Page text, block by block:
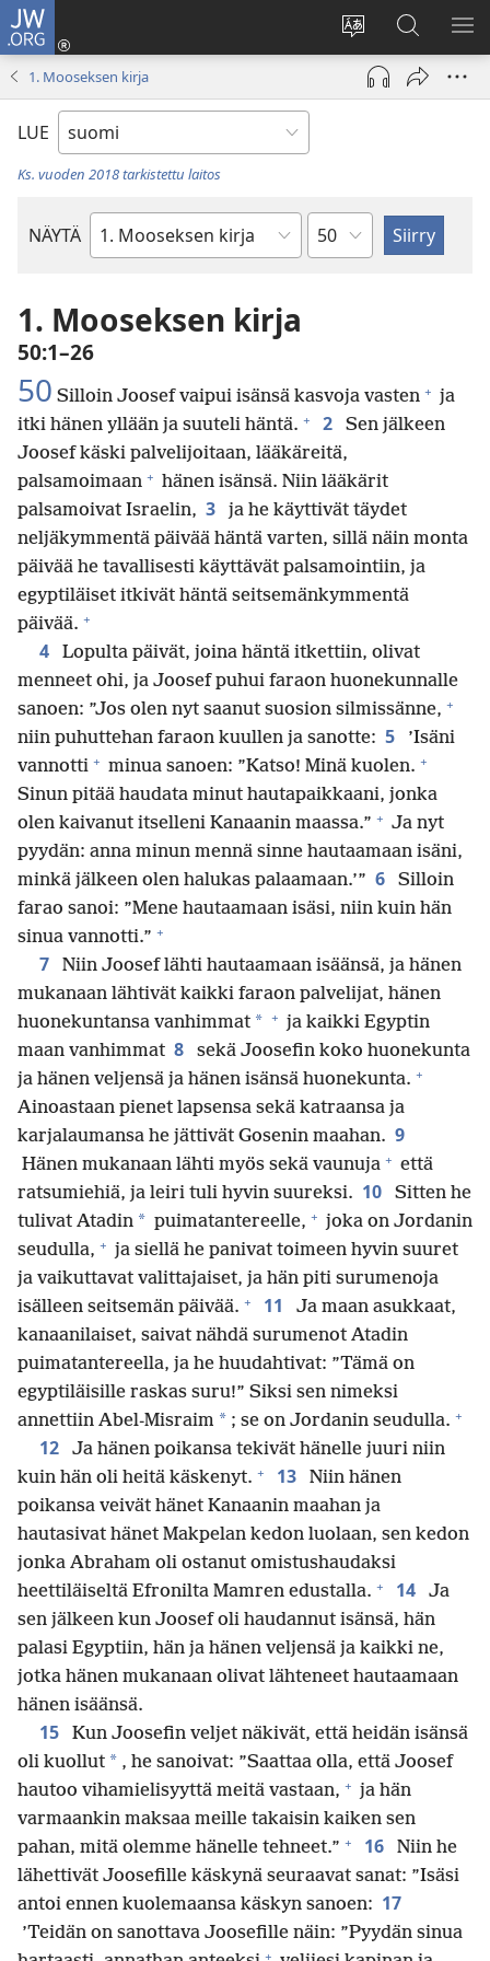
JW.ORG
Vaihda
sivuston
kieli
Kirjaudu
(avaa
uuden
ikkunan)
Hae
JW.ORG-
sivustolta
1. Mooseksen kirja
LUE
Ks. vuoden 2018 tarkistettu laitos
NÄYTÄ
Raamatun
Luku
1. Mooseksen kirja
50:1–26
50 Silloin Joosef vaipui isänsä kasvoja vasten + ja
itki hänen yllään ja suuteli häntä. + 2
Sen jälkeen
Joosef käski palvelijoitaan, lääkäreitä,
palsamoimaan + hänen isänsä. Niin lääkärit
palsamoivat Israelin, 3
ja he käyttivät täydet
neljäkymmentä päivää häntä varten, sillä näin monta
päivää he tavallisesti käyttävät palsamointiin, ja
egyptiläiset itkivät häntä seitsemänkymmentä
päivää. +
4
Lopulta päivät, joina häntä itkettiin, olivat
menneet ohi, ja Joosef puhui faraon huonekunnalle
sanoen: ”Jos olen nyt saanut suosion silmissänne, +
niin puhuttehan faraon kuullen ja sanotte: 5
’Isäni
vannotti + minua sanoen: ”Katso! Minä kuolen. +
Sinun pitää haudata minut hautapaikkaani, jonka
olen kaivanut itselleni Kanaanin maassa.” + Ja nyt
pyydän: anna minun mennä sinne hautaamaan isäni,
minkä jälkeen olen halukas palaamaan.’” 6
Silloin
farao sanoi: ”Mene hautaamaan isäsi, niin kuin hän
sinua vannotti.” +
7
Niin Joosef lähti hautaamaan isäänsä, ja hänen
mukanaan lähtivät kaikki faraon palvelijat, hänen
huonekuntansa vanhimmat * + ja kaikki Egyptin
maan vanhimmat 8
sekä Joosefin koko huonekunta
ja hänen veljensä ja hänen isänsä huonekunta. +
Ainoastaan pienet lapsensa sekä katraansa ja
karjalaumansa he jättivät Gosenin maahan. 9
Hänen mukanaan lähti myös sekä vaunuja + että
ratsumiehiä, ja leiri tuli hyvin suureksi. 10
Sitten he
tulivat Atadin * puimatantereelle, + joka on Jordanin
seudulla, + ja siellä he panivat toimeen hyvin suuret
ja vaikuttavat valittajaiset, ja hän piti surumenoja
isälleen seitsemän päivää. + 11
Ja maan asukkaat,
kanaanilaiset, saivat nähdä surumenot Atadin
puimatantereella, ja he huudahtivat: ”Tämä on
egyptiläisille raskas suru!” Siksi sen nimeksi
annettiin Abel-Misraim * ; se on Jordanin seudulla. +
12
Ja hänen poikansa tekivät hänelle juuri niin
kuin hän oli heitä käskenyt. + 13
Niin hänen
poikansa veivät hänet Kanaanin maahan ja
hautasivat hänet Makpelan kedon luolaan, sen kedon
jonka Abraham oli ostanut omistushaudaksi
heettiläiseltä Efronilta Mamren edustalla. + 14
Ja
sen jälkeen kun Joosef oli haudannut isänsä, hän
palasi Egyptiin, hän ja hänen veljensä ja kaikki ne,
jotka hänen mukanaan olivat lähteneet hautaamaan
hänen isäänsä.
15
Kun Joosefin veljet näkivät, että heidän isänsä
oli kuollut * , he sanoivat: ”Saattaa olla, että Joosef
hautoo vihamielisyyttä meitä vastaan, + ja hän
varmaankin maksaa meille takaisin kaiken sen
pahan, mitä olemme hänelle tehneet.” + 16
Niin he
lähettivät Joosefille käskynä seuraavat sanat: ”Isäsi
antoi ennen kuolemaansa käskyn sanoen: 17
’Teidän on sanottava Joosefille näin: ”Pyydän sinua
+